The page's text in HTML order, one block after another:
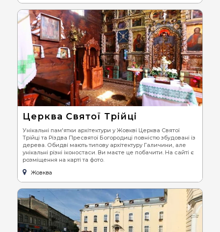
Церква Святої Трійці
Унікальні пам'ятки архітектури у Жовкві Церква Святої
Трійці та Різдва Пресвятої Богородиці повністю збудовані із
дерева. Обидві мають типову архітектуру Галичини, але
унікальні різні іконостаси. Ви маєте це побачити. На сайті є
розміщення на карті та фото.
Жовква